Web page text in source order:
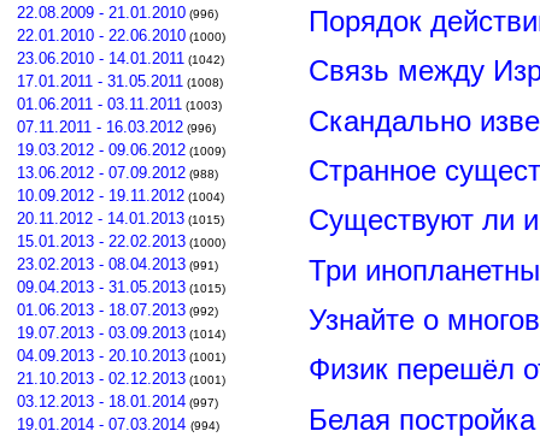
22.08.2009 - 21.01.2010 (996)
22.01.2010 - 22.06.2010 (1000)
23.06.2010 - 14.01.2011 (1042)
17.01.2011 - 31.05.2011 (1008)
01.06.2011 - 03.11.2011 (1003)
07.11.2011 - 16.03.2012 (996)
19.03.2012 - 09.06.2012 (1009)
13.06.2012 - 07.09.2012 (988)
10.09.2012 - 19.11.2012 (1004)
20.11.2012 - 14.01.2013 (1015)
15.01.2013 - 22.02.2013 (1000)
23.02.2013 - 08.04.2013 (991)
09.04.2013 - 31.05.2013 (1015)
01.06.2013 - 18.07.2013 (992)
19.07.2013 - 03.09.2013 (1014)
04.09.2013 - 20.10.2013 (1001)
21.10.2013 - 02.12.2013 (1001)
03.12.2013 - 18.01.2014 (997)
19.01.2014 - 07.03.2014 (994)
Порядок
Связь между
Скандально
Странное
Существуют ли
Три
Узнайте о
Физик перешёл
Белая